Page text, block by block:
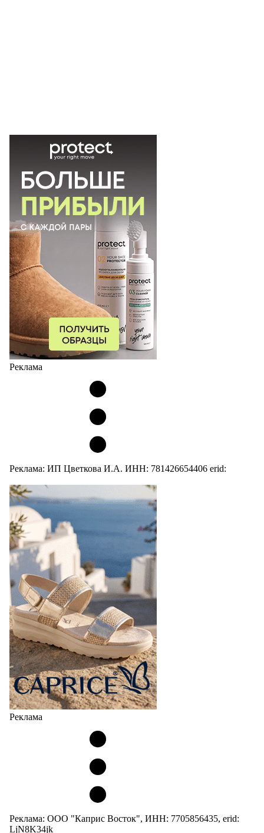
Реклама
Реклама: ИП Цветкова И.А. ИНН: 781426654406 erid:
Реклама
Реклама: ООО "Каприс Восток", ИНН: 7705856435, erid:
LjN8K34jk